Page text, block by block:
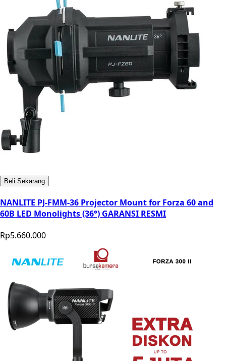
Beli Sekarang
NANLITE PJ-FMM-36 Projector Mount for Forza 60 and
60B LED Monolights (36°) GARANSI RESMI
Rp5.660.000